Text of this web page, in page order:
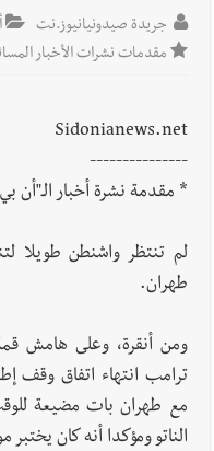
بهية الحريري
بوفاة الراحل ميشال معلولي
نتيجة استهداف إسرائيلي
صور
أخبار لبنان مسيّرة
اللبناني خلال عملها في
العسكريين
جريدة صيدونيانيوز.نت
مقدمات نشرات الأخبار المسائية
Sidonianews.net
---------------
* مقدمة نشرة أخبار الـ"أن
لم تنتظر واشنطن طويلا
طهران.
ومن أنقرة، وعلى هامش قمة
ترامب انتهاء اتفاق وقف
مع طهران بات مضيعة
الناتو ومؤكدا أنه كان